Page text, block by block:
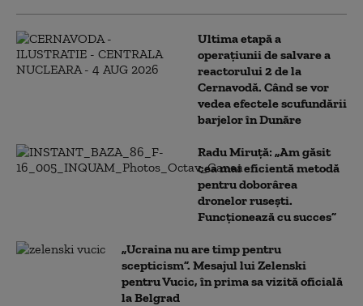
Ultima etapă a
operațiunii de salvare a
reactorului 2 de la
Cernavodă. Când se vor
vedea efectele scufundării
barjelor în Dunăre
Radu Miruță: „Am găsit
cea mai eficientă metodă
pentru doborârea
dronelor rusești.
Funcționează cu succes”
„Ucraina nu are timp pentru
scepticism”. Mesajul lui Zelenski
pentru Vucic, în prima sa vizită oficială
la Belgrad